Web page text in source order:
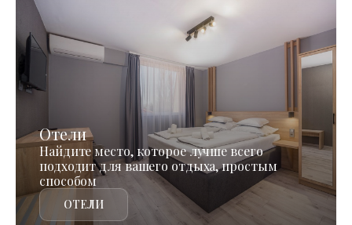
Отели
Найдите место, которое лучше всего
подходит для вашего отдыха, простым
способом
ОТЕЛИ